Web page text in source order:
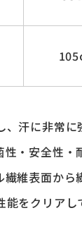
汗に非常
・安全性
維表面か
をクリア